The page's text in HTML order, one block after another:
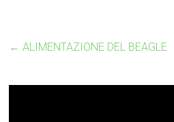
← ALIMENTAZIONE DEL BEAGLE